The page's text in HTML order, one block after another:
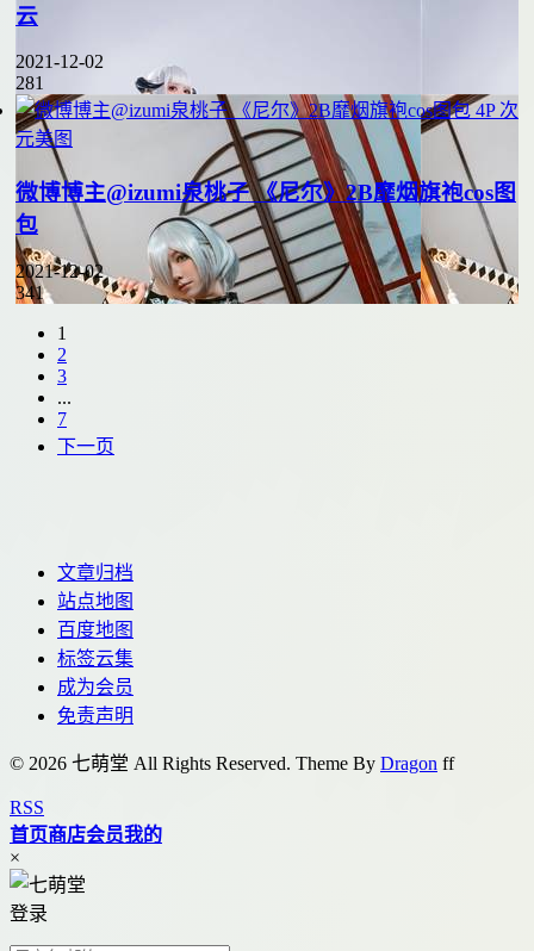
云
2021-12-02
281
4P 次
元美图
微博博主@izumi泉桃子 《尼尔》2B靡烟旗袍cos图
包
2021-12-02
341
1
2
3
...
7
下一页
文章归档
站点地图
百度地图
标签云集
成为会员
免责声明
© 2026 七萌堂 All Rights Reserved. Theme By Dragon ff
RSS
首页商店会员我的
×
登录